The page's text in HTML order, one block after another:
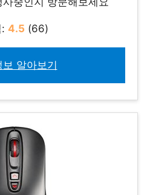
4.5 (66)
보 알아보기